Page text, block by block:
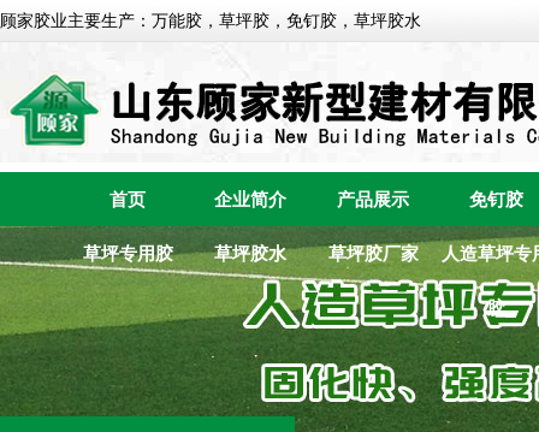
顾家胶业主要生产：万能胶，草坪胶，免钉胶，草坪胶水
首页 企业简介 产品展示 免钉胶
草坪专用胶 草坪胶水 草坪胶厂家 人造草坪专
胶